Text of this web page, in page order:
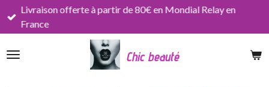
Passer
principal
Chic beauté
Livraison offerte à partir de 80€ en Mondial Relay en
France